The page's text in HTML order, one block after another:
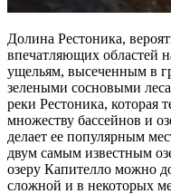
Долина Рестоника,
впечатляющих областей
ущельям, высеченным в
зелеными сосновыми
реки Рестоника, которая
множеству бассейнов и
делает ее популярным
двум самым известным
озеру Капителло можно
сложной и в некоторых